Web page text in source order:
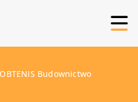
Budownictwo